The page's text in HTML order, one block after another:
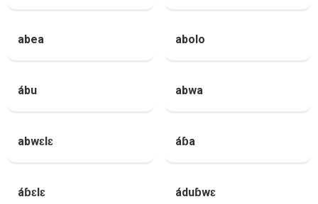
abea abolo
ábu abwa
abwɛlɛ áɓa
áɓɛlɛ áduɓwɛ